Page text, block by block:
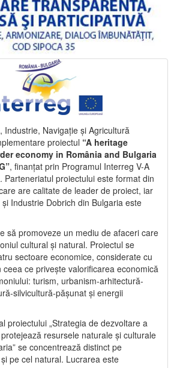
Industrie, Navigație și Agricultură
proiectul “A heritage
economy in România and Bulgaria
, finanțat prin Programul Interreg V-A
Parteneriatul proiectului este format din
are calitate de leader de proiect, iar
Industrie Dobrich din Bulgaria este
să promoveze un mediu de afaceri care
cultural și natural. Proiectul se
sectoare economice, considerate cu
ce privește valorificarea economică
turism, urbanism-arhitectură-
silvicultură-pășunat și energii
proiectului „Strategia de dezvoltare a
resursele naturale și culturale
se concentrează distinct pe
pe cel natural. Lucrarea este